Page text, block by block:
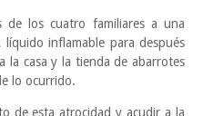
de los cuatro familiares a una
inflamable para después
la casa y la tienda de abarrotes
lo ocurrido.
de esta atrocidad y acudir a la